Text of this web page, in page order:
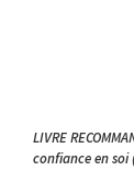
LIVRE
confiance en soi